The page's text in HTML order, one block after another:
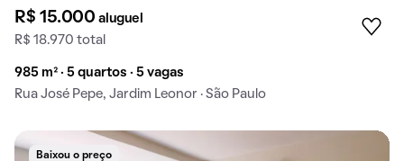
R$ 15.000aluguel
R$ 18.970 total
985 m² · 5 quartos · 5 vagas
Rua José Pepe, Jardim Leonor · São Paulo
Baixou o preço